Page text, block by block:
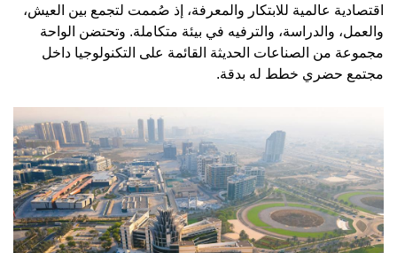
اقتصادية عالمية للابتكار والمعرفة، إذ صُممت لتجمع بين العيش،
والعمل، والدراسة، والترفيه في بيئة متكاملة. وتحتضن الواحة
مجموعة من الصناعات الحديثة القائمة على التكنولوجيا داخل
مجتمع حضري خطط له بدقة.